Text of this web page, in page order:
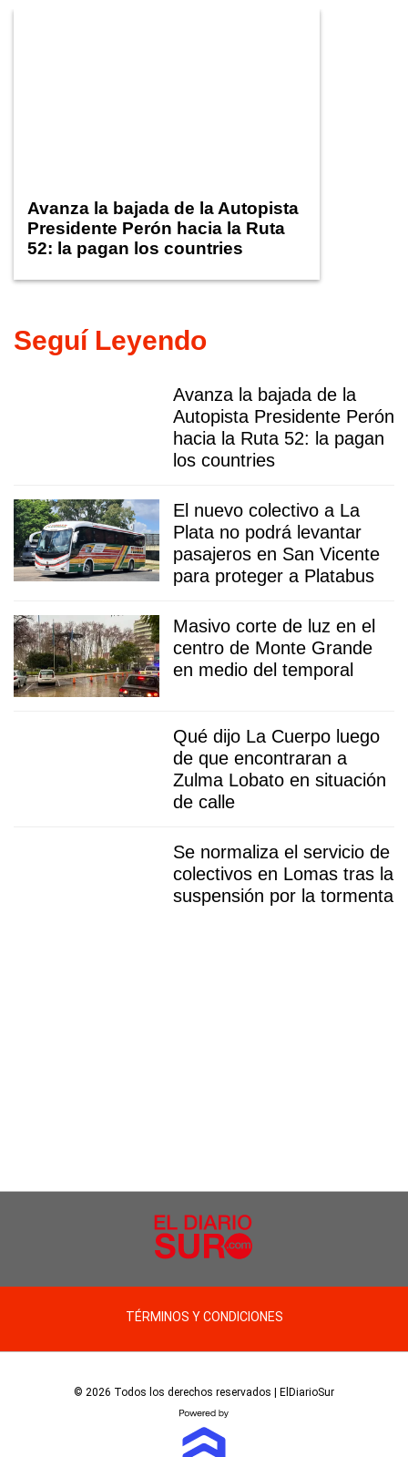
Avanza la bajada de la Autopista
Presidente Perón hacia la Ruta
52: la pagan los countries
Seguí Leyendo
Avanza la bajada de la
Autopista Presidente Perón
hacia la Ruta 52: la pagan
los countries
El nuevo colectivo a La
Plata no podrá levantar
pasajeros en San Vicente
para proteger a Platabus
Masivo corte de luz en el
centro de Monte Grande
en medio del temporal
Qué dijo La Cuerpo luego
de que encontraran a
Zulma Lobato en situación
de calle
Se normaliza el servicio de
colectivos en Lomas tras la
suspensión por la tormenta
TÉRMINOS Y CONDICIONES
© 2026 Todos los derechos reservados | ElDiarioSur